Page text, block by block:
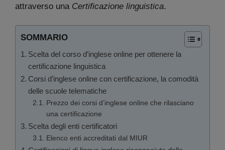
attraverso una Certificazione linguistica.
SOMMARIO
Scelta del corso d’inglese online per ottenere la
certificazione linguistica
Corsi d’inglese online con certificazione, la comodità
delle scuole telematiche
Prezzo dei corsi d’inglese online che rilasciano
una certificazione
Scelta degli enti certificatori
Elenco enti accreditati dal MIUR